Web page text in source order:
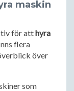
maskin
för atthyra
flera
över
som